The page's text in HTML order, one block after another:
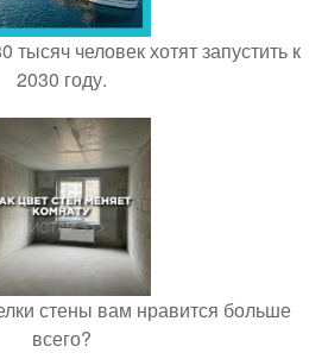
тысяч человек хотят запустить к
2030 году.
стены вам нравится больше
всего?